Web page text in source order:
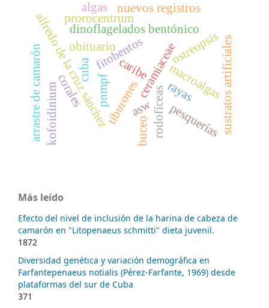
caribeceramiaceaemacroalgas
rodofíceas
fitobentos
obituario
alfredo de la cruz sánchez
cuba
dinoflagelados bentónico
sustratos artificiales
ostreopsis
prorocentrum
algas
corales pnmpftiburones rayas
arrastre de camarónkofoidinium pesquerías
asw
buceo
nuevos registros
Más leído
Efecto del nivel de inclusión de la harina de cabeza de
camarón en "Litopenaeus schmitti" dieta juvenil.
1872
Diversidad genética y variación demográfica en
Farfantepenaeus notialis (Pérez-Farfante, 1969) desde
plataformas del sur de Cuba
371